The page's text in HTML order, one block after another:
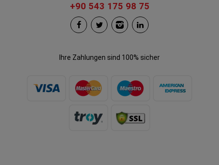
+90 543 175 98 75
Ihre Zahlungen sind 100% sicher